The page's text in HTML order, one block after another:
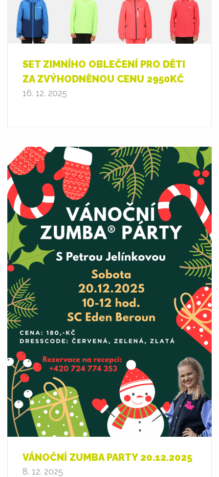
SET ZIMNÍHO OBLEČENÍ PRO DĚTI
ZA ZVÝHODNĚNOU CENU 2950KČ
16. 12. 2025
VÁNOČNÍ ZUMBA PARTY 20.12.2025
8. 12. 2025